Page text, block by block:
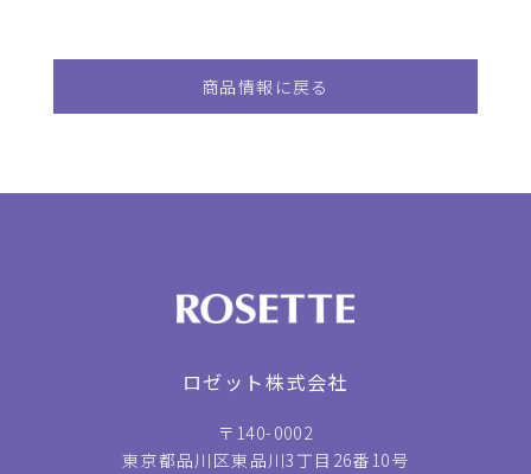
商品情報に戻る
ロゼット株式会社
〒140-0002
東京都品川区東品川3丁目26番10号